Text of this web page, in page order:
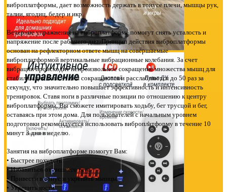
виброплатформы, дает возможность держать в тонусе плечи, мышцы рук,
талии, ягодиц, бедер и икр.
Вечерние упражнения на виброплатформе помогут снять усталость и
напряжение после рабочего дня. Принцип действия виброплатформы
основан на рефлекторном ответе мышц на совершаемые
виброплатформой вертикальные вибрационные колебания. За счет
вибрации происходит непроизвольное сокращение множества мышц для
стабилизации тела — они сокращаются и расслабляются до 50 раз за
секунду, что значительно повышает эффективность и интенсивность
тренировок. Ставя ноги в различные позиции по отношению к центру
виброплатформы, Вы сможете имитировать ходьбу, бег трусцой и бег,
оставаясь при этом дома. Для пользователей с начальным уровнем
подготовки рекомендуется использовать виброплатформу в течение 10
минут 3 дня в неделю.
Занятия на виброплатформе помогут Вам:
• Быстрее похудеть
• Избавиться от лишнего веса
• Привести в тонус и укрепить мышцы
• Укрепить кости